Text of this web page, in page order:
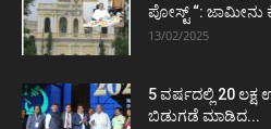
ಪೋಸ್ಟ್‌ “:
13/02/2025
5 ವರ್ಷದಲ್ಲಿ 20 ಲಕ್ಷ
ಬಿಡುಗಡೆ ಮಾಡಿದ...